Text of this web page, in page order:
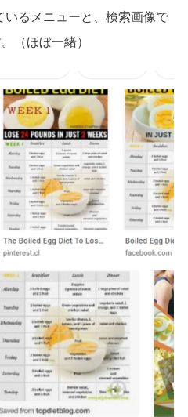
るメニューと、検索画像で
（ほぼ一緒）